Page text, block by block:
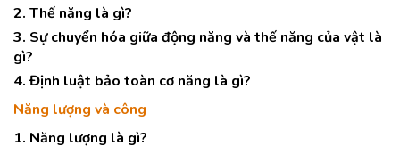
2. Thế năng là gì?
3. Sự chuyển hóa giữa động năng và thế năng của vật là
gì?
4. Định luật bảo toàn cơ năng là gì?
Năng lượng và công
1. Năng lượng là gì?